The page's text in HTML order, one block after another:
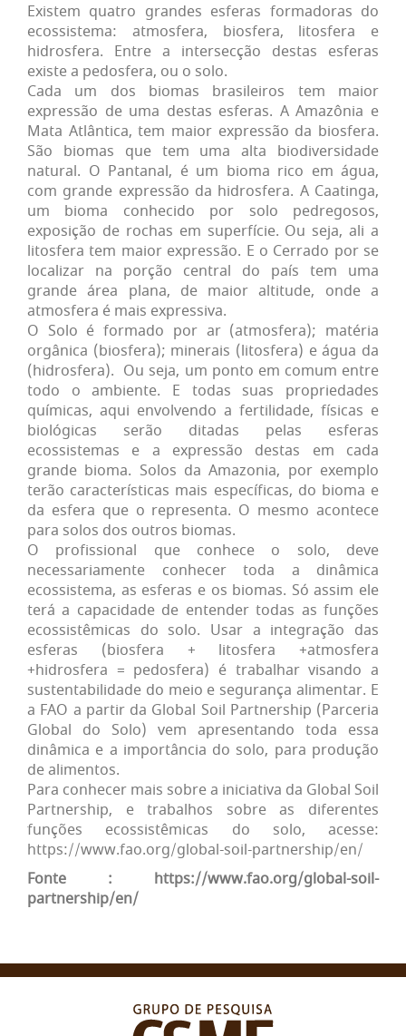
Existem quatro grandes esferas formadoras do
ecossistema: atmosfera, biosfera, litosfera e
hidrosfera. Entre a intersecção destas esferas
existe a pedosfera, ou o solo.
Cada um dos biomas brasileiros tem maior
expressão de uma destas esferas. A Amazônia e
Mata Atlântica, tem maior expressão da biosfera.
São biomas que tem uma alta biodiversidade
natural. O Pantanal, é um bioma rico em água,
com grande expressão da hidrosfera. A Caatinga,
um bioma conhecido por solo pedregosos,
exposição de rochas em superfície. Ou seja, ali a
litosfera tem maior expressão. E o Cerrado por se
localizar na porção central do país tem uma
grande área plana, de maior altitude, onde a
atmosfera é mais expressiva.
O Solo é formado por ar (atmosfera); matéria
orgânica (biosfera); minerais (litosfera) e água da
(hidrosfera). Ou seja, um ponto em comum entre
todo o ambiente. E todas suas propriedades
químicas, aqui envolvendo a fertilidade, físicas e
biológicas serão ditadas pelas esferas
ecossistemas e a expressão destas em cada
grande bioma. Solos da Amazonia, por exemplo
terão características mais específicas, do bioma e
da esfera que o representa. O mesmo acontece
para solos dos outros biomas.
O profissional que conhece o solo, deve
necessariamente conhecer toda a dinâmica
ecossistema, as esferas e os biomas. Só assim ele
terá a capacidade de entender todas as funções
ecossistêmicas do solo. Usar a integração das
esferas (biosfera + litosfera +atmosfera
+hidrosfera = pedosfera) é trabalhar visando a
sustentabilidade do meio e segurança alimentar. E
a FAO a partir da Global Soil Partnership (Parceria
Global do Solo) vem apresentando toda essa
dinâmica e a importância do solo, para produção
de alimentos.
Para conhecer mais sobre a iniciativa da Global Soil
Partnership, e trabalhos sobre as diferentes
funções ecossistêmicas do solo, acesse:
https://www.fao.org/global-soil-partnership/en/
Fonte : https://www.fao.org/global-soil-
partnership/en/